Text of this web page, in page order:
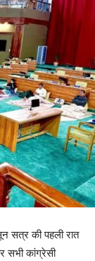
सत्र की पहली रात
सभी कांग्रेसी